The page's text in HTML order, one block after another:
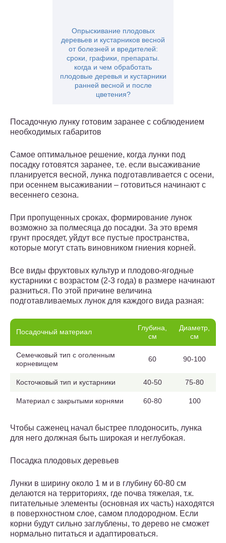
Опрыскивание плодовых
деревьев и кустарников весной
от болезней и вредителей:
сроки, графики, препараты.
когда и чем обработать
плодовые деревья и кустарники
ранней весной и после
цветения?
Посадочную лунку готовим заранее с соблюдением
необходимых габаритов
Самое оптимальное решение, когда лунки под
посадку готовятся заранее, т.е. если высаживание
планируется весной, лунка подготавливается с осени,
при осеннем высаживании – готовиться начинают с
весеннего сезона.
При пропущенных сроках, формирование лунок
возможно за полмесяца до посадки. За это время
грунт просядет, уйдут все пустые пространства,
которые могут стать виновником гниения корней.
Все виды фруктовых культур и плодово-ягодные
кустарники с возрастом (2-3 года) в размере начинают
разниться. По этой причине величина
подготавливаемых лунок для каждого вида разная:
Посадочный материал
Глубина,
см
Диаметр,
см
Семечковый тип с оголенным
корневищем
60 90-100
Косточковый тип и кустарники 40-50 75-80
Материал с закрытыми корнями 60-80 100
Чтобы саженец начал быстрее плодоносить, лунка
для него должная быть широкая и неглубокая.
Посадка плодовых деревьев
Лунки в ширину около 1 м и в глубину 60-80 см
делаются на территориях, где почва тяжелая, т.к.
питательные элементы (основная их часть) находятся
в поверхностном слое, самом плодородном. Если
корни будут сильно заглублены, то дерево не сможет
нормально питаться и адаптироваться.